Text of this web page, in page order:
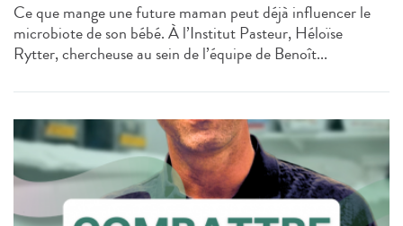
Ce que mange une future maman peut déjà influencer le
microbiote de son bébé. À l’Institut Pasteur, Héloïse
Rytter, chercheuse au sein de l’équipe de Benoît...